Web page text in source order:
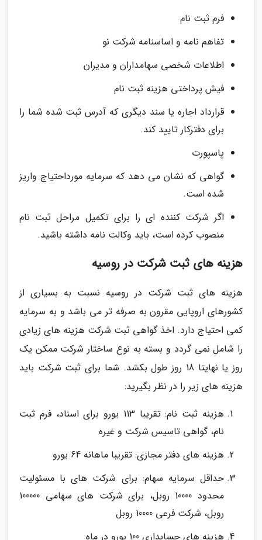
فرم ثبت نام
تفاهم نامه و اساسنامه شرکت نو
اطلاعات شخصی سهامداران و مدیران
فیش پرداختی هزینه ثبت نام
قرارداد اجاره یا سند دیگری که آدرس ثبت شده شما را
برای دفترکار تایید کند.
پاسپورت
گواهی که نشان می دهد که سرمایه مورداحتیاج واریز
شده است.
اگر شرکت کننده ای را برای تکمیل مراحل ثبت نام
منصوب کرده است، باید وکالت نامه داشته باشید.
هزینه های ثبت شرکت در روسیه
هزینه های ثبت شرکت در روسیه نسبت به بسیاری از
کشورهای اروپایی مقرون به صرفه تر می باشد و به سرمایه
کمی احتیاج دارد. اخذ گواهی ثبت شرکت هزینه های زیادی
را شامل نمی گردد و بسته به نوع ساختار شرکت ممکن یک
روز یا نهایتا 18 روز طول بکشد. شما برای ثبت شرکت باید
هزینه های زیر را در نظر بگیرید:
هزینه ثبت نام: تقریبا 113 یورو برای اسناد، فرم ثبت
نام، گواهی تاسیس شرکت و غیره
هزینه های دفتر مجازی: تقریبا ماهانه 64 یورو
حداقل سرمایه سهام: برای شرکت های با مسئولیت
محدود 10000 روبل، برای شرکت های سهامی 100000
روبل، شرکت فرعی 10000 روبل
هزینه های حسابداری 100 یورو در ماه